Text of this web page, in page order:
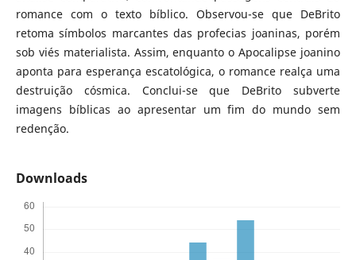
romance com o texto bíblico. Observou-se que DeBrito
retoma símbolos marcantes das profecias joaninas, porém
sob viés materialista. Assim, enquanto o Apocalipse joanino
aponta para esperança escatológica, o romance realça uma
destruição cósmica. Conclui-se que DeBrito subverte
imagens bíblicas ao apresentar um fim do mundo sem
redenção.
Downloads